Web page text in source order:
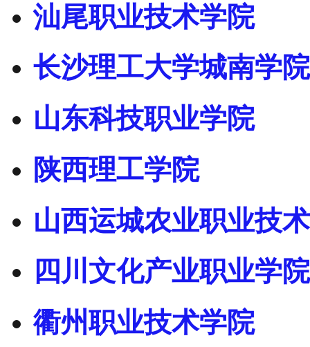
汕尾职业技术学院
长沙理工大学城南学院
山东科技职业学院
陕西理工学院
山西运城农业职业技
四川文化产业职业学院
衢州职业技术学院